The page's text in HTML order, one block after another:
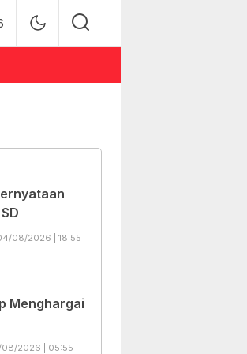
08/2026 | 18:55
Menghargai
2026 | 05:55